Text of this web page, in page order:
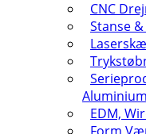
CNC
Stanse
Aluminium
EDM,